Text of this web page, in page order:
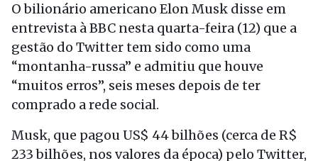
O bilionário americano Elon Musk disse em
entrevista à BBC nesta quarta-feira (12) que a
gestão do Twitter tem sido como uma
“montanha-russa” e admitiu que houve
“muitos erros”, seis meses depois de ter
comprado a rede social.
Musk, que pagou US$ 44 bilhões (cerca de R$
233 bilhões, nos valores da época) pelo Twitter,